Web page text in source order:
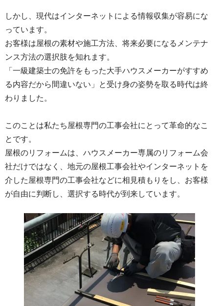
しかし、現代はインターネットによる情報収集が容易にな
っています。
お客様は屋根の素材や施工方法、将来必要になるメンテナ
ンス方法の選択肢を知れます。
「一級建築士の免許をもった大手ハウスメーカーがすすめ
る内容だから間違いない」と受け身の姿勢を取る時代は終
わりました。
このことは私たち屋根専門の工事会社にとって革命的なこ
とです。
屋根のリフォームは、ハウスメーカー専属のリフォーム会
社だけではなく、地元の屋根工事会社やインターネットを
介した屋根専門の工事会社などに相見積もりをし、お客様
が自由に判断し、選択する時代が到来しています。